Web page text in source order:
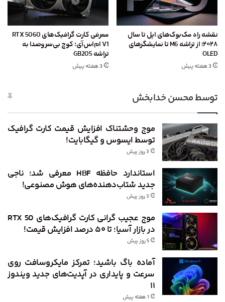
نقشه راه مک‌بوک‌های اپل تا سال
۲۰۲۸؛ از تراشه M6 تا نمایشگرهای
OLED
3 هفته پیش
معرفی کارت گرافیک‌های RTX 5060
V1 ام‌اس‌آی؛ کوچ بی‌سروصدا به
تراشه GB205
3 هفته پیش
توسط محسن خدابخش
موج وحشتناک افزایش قیمت کارت گرافیک
توسط ایسوس و گیگابایت!
3 روز پیش
استاندارد حافظه HBF معرفی شد؛ ناجی
جدید شتاب‌دهنده‌های هوش مصنوعی!
3 روز پیش
موج عجیب گرانی کارت گرافیک‌های RTX 50
در بازار آسیا؛ تا ۵۰ درصد افزایش قیمت!
5 روز پیش
آماده باگ باشید؛ تمرکز مایکروسافت روی
سرعت و پایداری در آپدیت‌های جدید ویندوز
۱۱
1 هفته پیش